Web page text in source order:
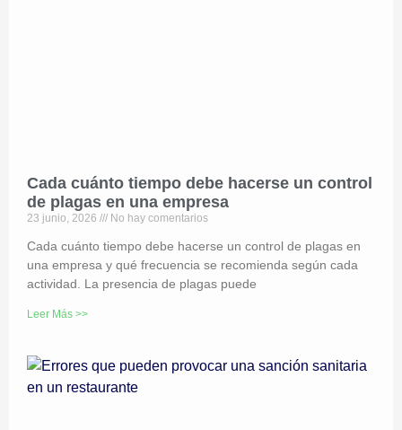
Cada cuánto tiempo debe hacerse un control
de plagas en una empresa
23 junio, 2026 No hay comentarios
Cada cuánto tiempo debe hacerse un control de plagas en
una empresa y qué frecuencia se recomienda según cada
actividad. La presencia de plagas puede
Leer Más >>